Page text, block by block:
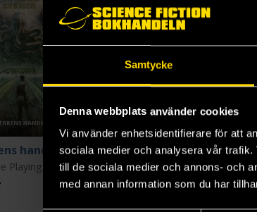
Samtycke
Denna webbplats använder cookies
Vi använder enhetsidentifierare för att
sociala medier och analysera vår
till de sociala medier och annons- och
med annan information som du har
handbok
Basic Role Playing System: Call of Cthulhu: Sverige
Tjurmannen från Kungsskär
Basic Role Playing System: Call of Cthulhu: Sverige
499 kr